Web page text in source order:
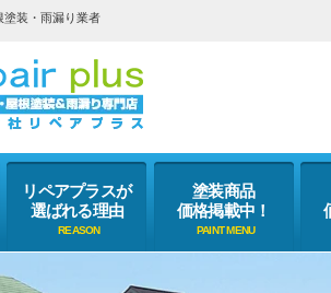
塗装・雨漏り業者
リペアプラスが
選ばれる理由
塗装商品
価格掲載中！